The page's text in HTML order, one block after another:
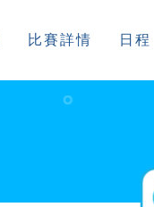
比賽詳情 日程